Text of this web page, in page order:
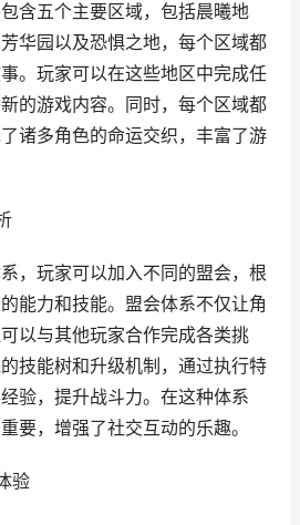
含五个主要区域，包括晨曦地
华园以及恐惧之地，每个区域都
。玩家可以在这些地区中完成任
的游戏内容。同时，每个区域都
诸多角色的命运交织，丰富了游
，玩家可以加入不同的盟会，根
能力和技能。盟会体系不仅让角
以与其他玩家合作完成各类挑
技能树和升级机制，通过执行特
验，提升战斗力。在这种体系
要，增强了社交互动的乐趣。
验